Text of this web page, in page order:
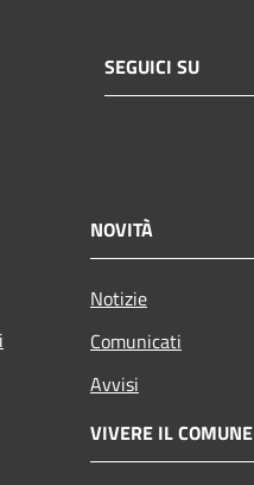
SEGUICI SU
NOVITÀ
Notizie
Comunicati
Avvisi
VIVERE IL COMUNE